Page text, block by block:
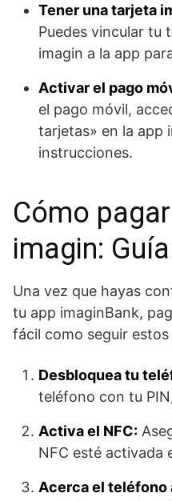
Tener una tarjeta
Puedes vincular tu
imagin a la app
Activar el pago
el pago móvil,
tarjetas» en la app
instrucciones.
Cómo
imagin:
Una vez que hayas
tu app imaginBank,
fácil como seguir estos
Desbloquea tu
teléfono con tu
Activa el NFC:
NFC esté activada
Acerca el teléfono